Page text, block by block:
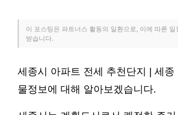
이 포스팅은 파트너스 활동의 일환으로, 이에 따른
받습니다.
세종시 아파트 전세 추천단지 | 세종
물정보에 대해 알아보겠습니다.